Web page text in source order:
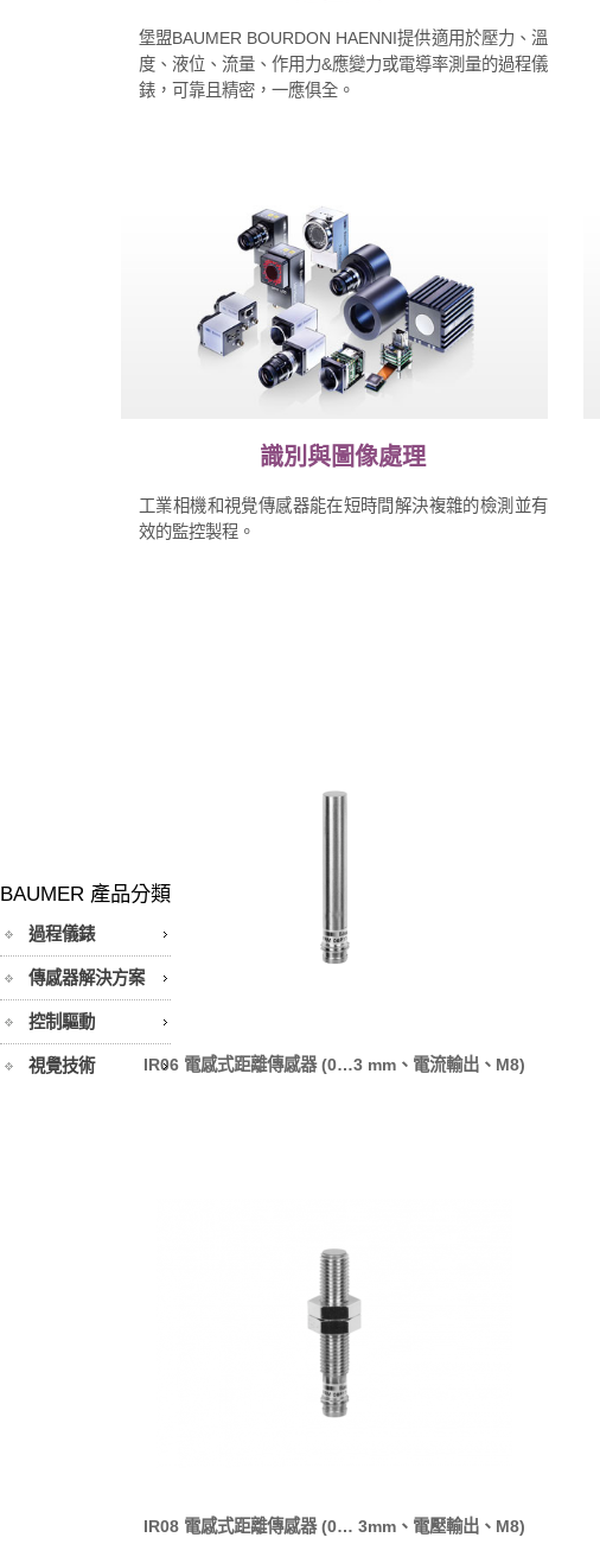
BAUMER 產品分類
過程儀錶
傳感器解決方案
控制驅動
視覺技術
堡盟BAUMER BOURDON HAENNI提供適用於壓力、溫
度、液位、流量、作用力&應變力或電導率測量的過程儀
錶，可靠且精密，一應俱全。
識別與圖像處理
工業相機和視覺傳感器能在短時間解決複雜的檢測並有
效的監控製程。
IR06 電感式距離傳感器 (0…3 mm、電流輸出、M8)
IR08 電感式距離傳感器 (0… 3mm、電壓輸出、M8)